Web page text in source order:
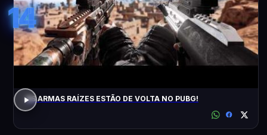
14
AS ARMAS RAÍZES ESTÃO DE VOLTA NO PUBG!